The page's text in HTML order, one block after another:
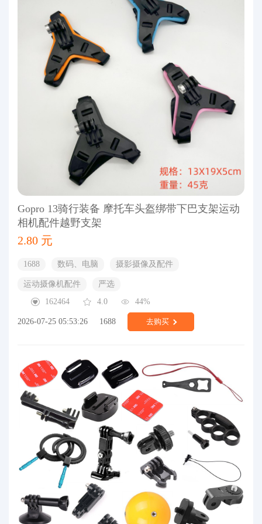
Gopro 13骑行装备 摩托车头盔绑带下巴支架运动
相机配件越野支架
2.80 元
1688 数码、电脑 摄影摄像及配件
运动摄像机配件
严选
162464
4.0 44%
2026-07-25 05:53:26 1688 去购买